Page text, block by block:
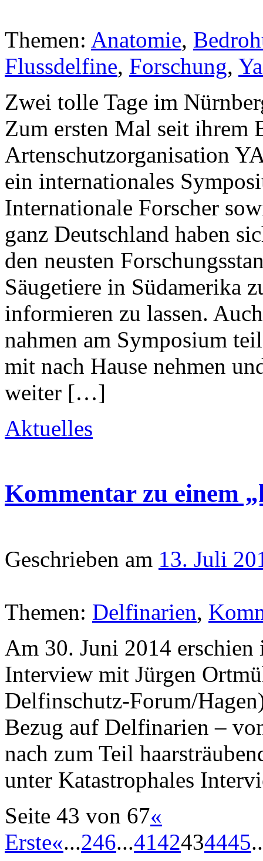
Themen: Anatomie,
Flussdelfine, Forschung,
Zwei tolle Tage im
Zum ersten Mal seit ihrem
Artenschutzorganisation
ein internationales
Internationale Forscher
ganz Deutschland haben
den neusten
Säugetiere in Südamerika
informieren zu lassen.
nahmen am Symposium
mit nach Hause nehmen
weiter […]
Aktuelles
Kommentar zu einem
Geschrieben am 13. Juli
Themen: Delfinarien,
Am 30. Juni 2014
Interview mit Jürgen
Delfinschutz-Forum/
Bezug auf Delfinarien –
nach zum Teil
unter Katastrophales
Seite 43 von 67«
Erste«...246...4142434445